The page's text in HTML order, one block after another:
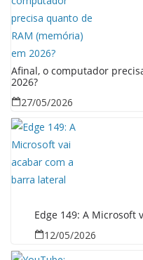
Afinal, o computador
2026?
27/05/2026
Edge 149: A Microsoft
12/05/2026